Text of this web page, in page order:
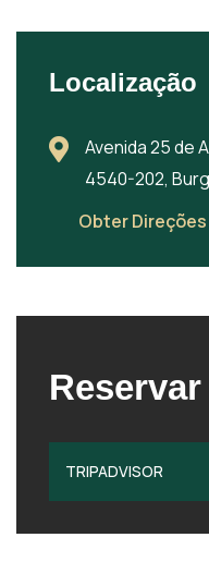
Localização
Avenida 25 de
4540-202,
Obter Direções
Reservar
TRIPADVISOR